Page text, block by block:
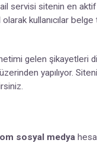
servisi sitenin en aktif
kullanıcılar
gelen şikayetleri
yapılıyor.
sosyal medya